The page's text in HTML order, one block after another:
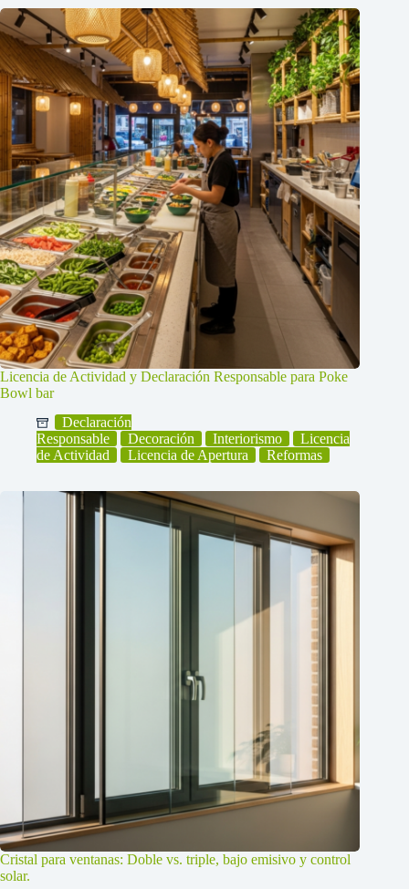
Licencia de Actividad y Declaración Responsable para Poke
Bowl bar
Declaración
Responsable
Decoración Interiorismo
Licencia
de Actividad
Licencia de Apertura Reformas
Cristal para ventanas: Doble vs. triple, bajo emisivo y control
solar.